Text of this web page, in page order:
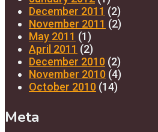
December 2011 (2)
November 2011 (2)
May 2011 (1)
April 2011 (2)
December 2010 (2)
November 2010 (4)
October 2010 (14)
Meta